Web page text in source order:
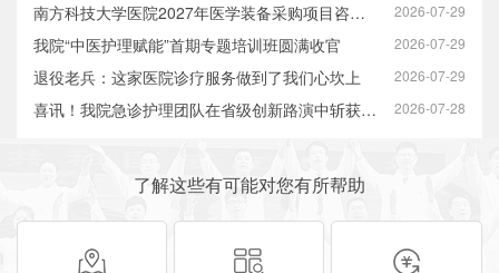
2026-07-29
南方科技大学医院2027年医学装备采购项目咨询服务市场调研公告
2026-07-29
我院“中医护理赋能”首期专题培训班圆满收官
2026-07-29
退役老兵：这家医院诊疗服务做到了我们心坎上
2026-07-28
喜讯！我院急诊护理团队在省级创新路演中斩获佳绩
了解这些有可能对您有所帮助